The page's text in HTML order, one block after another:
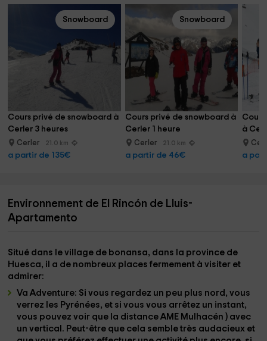
Snowboard
Cours privé de snowboard à
Cerler 3 heures
Cerler 21.0 km
a partir de 135€
Snowboard
Cours privé de snowboard à
Cerler 1 heure
Cerler 21.0 km
a partir de 46€
à
a
Environnement de El Rincón de Lluis-
Apartamento
Situé dans le village de bonansa, dans la province de
Huesca, il a de nombreux placesfermement à visiter et
admirer:
Va Adventure: Si vous regardez un peu plus nord , vous
verrez les Pyrénées, et si vous vous arrêtez un instant,
vous pouvez voir que la distance AME Mulhacén ) avec
unvertical . Peut-être que cela semble très audacieux et